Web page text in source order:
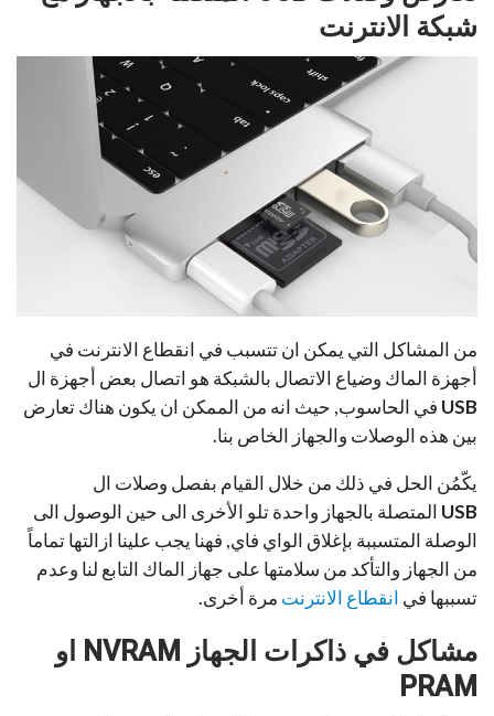
شبكة الانترنت
من المشاكل التي يمكن ان تتسبب في انقطاع الانترنت في
أجهزة الماك وضياع الاتصال بالشبكة هو اتصال بعض أجهزة ال
USB في الحاسوب, حيث انه من الممكن ان يكون هناك تعارض
بين هذه الوصلات والجهاز الخاص بنا.
يكّمُن الحل في ذلك من خلال القيام بفصل وصلات ال
USB المتصلة بالجهاز واحدة تلو الأخرى الى حين الوصول الى
الوصلة المتسببة بإغلاق الواي فاي, فهنا يجب علينا ازالتها تماماً
من الجهاز والتأكد من سلامتها على جهاز الماك التابع لنا وعدم
تسببها في انقطاع الانترنت مرة أخرى.
مشاكل في ذاكرات الجهاز NVRAM
او
PRAM